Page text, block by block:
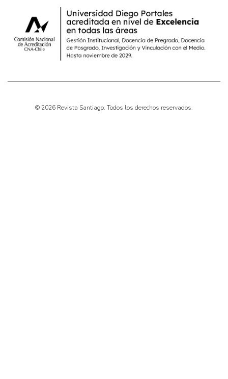
© 2026 Revista Santiago. Todos los derechos reservados.